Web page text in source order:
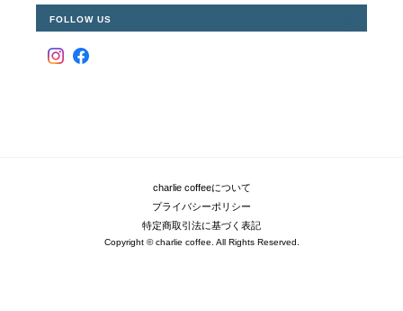
FOLLOW US
charlie coffeeについて
プライバシーポリシー
特定商取引法に基づく表記
Copyright © charlie coffee. All Rights Reserved.